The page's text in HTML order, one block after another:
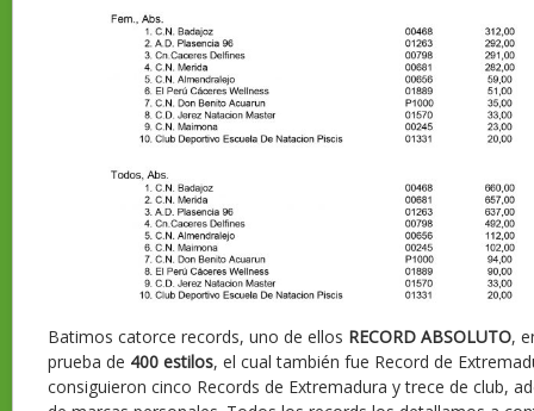
Batimos catorce records, uno de ellos RECORD ABSOLUTO,
prueba de 400 estilos, el cual también fue Record de
consiguieron cinco Records de Extremadura y trece de club,